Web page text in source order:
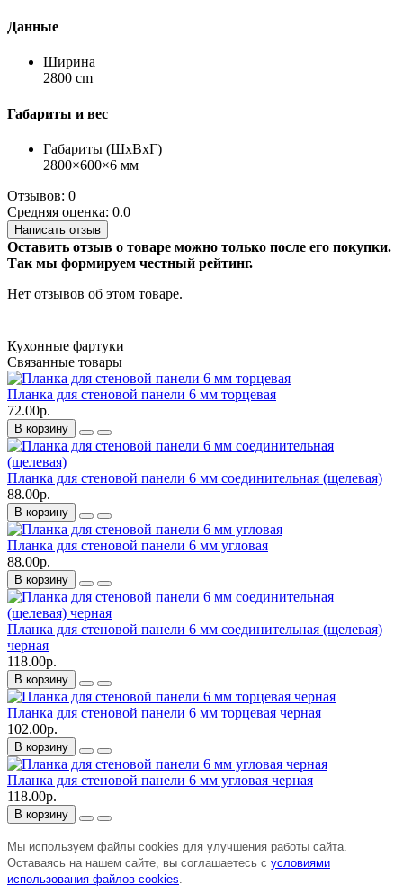
Данные
Ширина
2800 cm
Габариты и вес
Габариты (ШхВхГ)
2800×600×6 мм
Отзывов: 0
Средняя оценка: 0.0
Написать отзыв
Оставить отзыв о товаре можно только после его покупки.
Так мы формируем честный рейтинг.
Нет отзывов об этом товаре.
Кухонные фартуки
Связанные товары
Планка для стеновой панели 6 мм торцевая
72.00р.
В корзину
Планка для стеновой панели 6 мм соединительная (щелевая)
88.00р.
В корзину
Планка для стеновой панели 6 мм угловая
88.00р.
В корзину
Планка для стеновой панели 6 мм соединительная (щелевая)
черная
118.00р.
В корзину
Планка для стеновой панели 6 мм торцевая черная
102.00р.
В корзину
Планка для стеновой панели 6 мм угловая черная
118.00р.
В корзину
Мы используем файлы cookies для улучшения работы сайта.
Оставаясь на нашем сайте, вы соглашаетесь с условиями
использования файлов cookies.